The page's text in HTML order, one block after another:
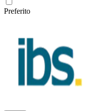
eBay
e Accessori
Preferito